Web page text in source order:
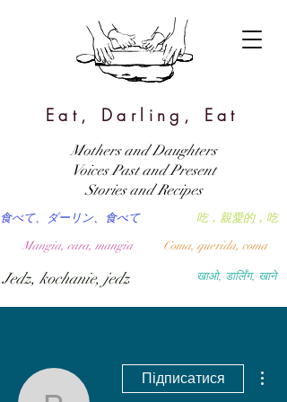
Eat, Darling, Eat
खाओ, डार्लिंग, खाने
吃，親愛的，吃
食べて、ダーリン、食べて
Coma, querida, coma
Mangia, cara, mangia
Jedz, kochanie, jedz
Mothers and Daughters
Voices Past and Present
Stories and Recipes
Підписатися